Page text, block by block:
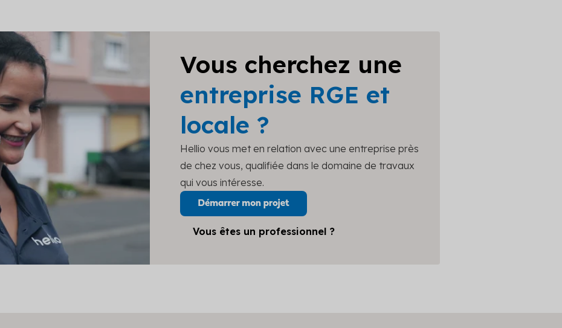
Vous cherchez une
entreprise RGE et
locale ?
Hellio vous met en relation avec une entreprise près
de chez vous, qualifiée dans le domaine de travaux
qui vous intéresse.
Vous êtes un professionnel ?